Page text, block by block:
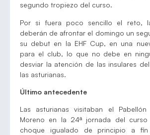
segundo tropiezo del curso.
Por si fuera poco sencillo el reto,
deberán de afrontar el domingo un
su debut en la EHF Cup, en una
para el club, lo que no debe en
desviar la atención de las insulares
las asturianas.
Último antecedente
Las asturianas visitaban el Pabellón
Moreno en la 24ª jornada del
choque igualado de principio a